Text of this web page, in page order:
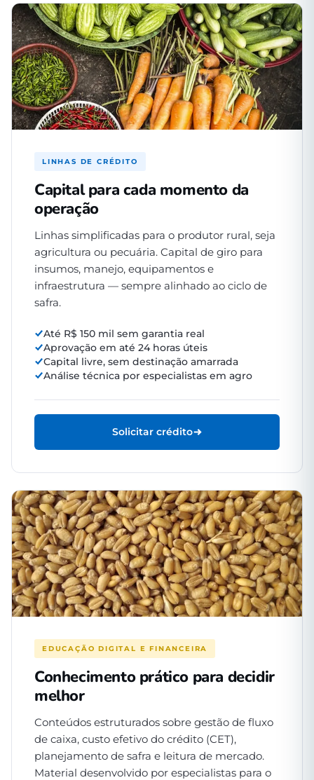
LINHAS DE CRÉDITO
Capital para cada momento da
operação
Linhas simplificadas para o produtor rural, seja
agricultura ou pecuária. Capital de giro para
insumos, manejo, equipamentos e
infraestrutura — sempre alinhado ao ciclo de
safra.
Até R$ 150 mil sem garantia real
Aprovação em até 24 horas úteis
Capital livre, sem destinação amarrada
Análise técnica por especialistas em agro
Solicitar crédito
EDUCAÇÃO DIGITAL E FINANCEIRA
Conhecimento prático para decidir
melhor
Conteúdos estruturados sobre gestão de fluxo
de caixa, custo efetivo do crédito (CET),
planejamento de safra e leitura de mercado.
Material desenvolvido por especialistas para o